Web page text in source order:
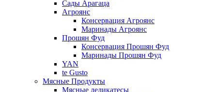
Сады Арагаца
Агроянс
Консервация Агроянс
Маринады Агроянс
Прошян Фуд
Консервация Прошян Фуд
Маринады Прошян Фуд
YAN
te Gusto
Мясные Продукты
Мясные деликатесы